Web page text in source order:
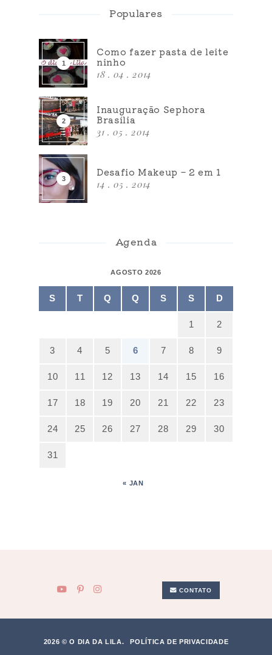
Populares
Como fazer pasta de leite
ninho
18 . 04 . 2014
Inauguração Sephora
Brasília
31 . 05 . 2014
Desafio Makeup – 2 em 1
14 . 05 . 2014
Agenda
AGOSTO 2026
S T Q Q S S D
1 2
3 4 5 6 7 8 9
10 11 12 13 14 15 16
17 18 19 20 21 22 23
24 25 26 27 28 29 30
31
« JAN
CONTATO
2026 © O DIA DA LILA. POLÍTICA DE PRIVACIDADE